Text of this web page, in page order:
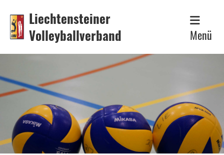
Liechtensteiner
Volleyballverband
Menü